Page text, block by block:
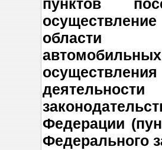
пунктов
области
Федерации
Федерального